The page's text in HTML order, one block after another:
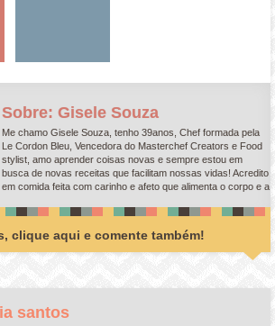
Sobre: Gisele Souza
Me chamo Gisele Souza, tenho 39anos, Chef formada pela
Le Cordon Bleu, Vencedora do Masterchef Creators e Food
stylist, amo aprender coisas novas e sempre estou em
busca de novas receitas que facilitam nossas vidas! Acredito
em comida feita com carinho e afeto que alimenta o corpo e a
clique aqui e comente também!
santos